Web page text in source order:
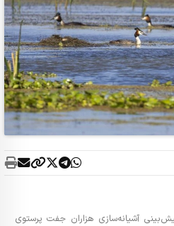
آشیانه‌سازی هزاران جفت پرستوی